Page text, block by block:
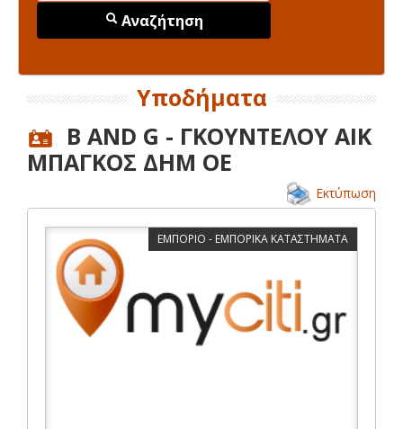
Αναζήτηση
Υποδήματα
B AND G - ΓΚΟΥΝΤΕΛΟΥ ΑΙΚ
ΜΠΑΓΚΟΣ ΔΗΜ ΟΕ
Εκτύπωση
ΕΜΠΟΡΙΟ - ΕΜΠΟΡΙΚΑ ΚΑΤΑΣΤΗΜΑΤΑ